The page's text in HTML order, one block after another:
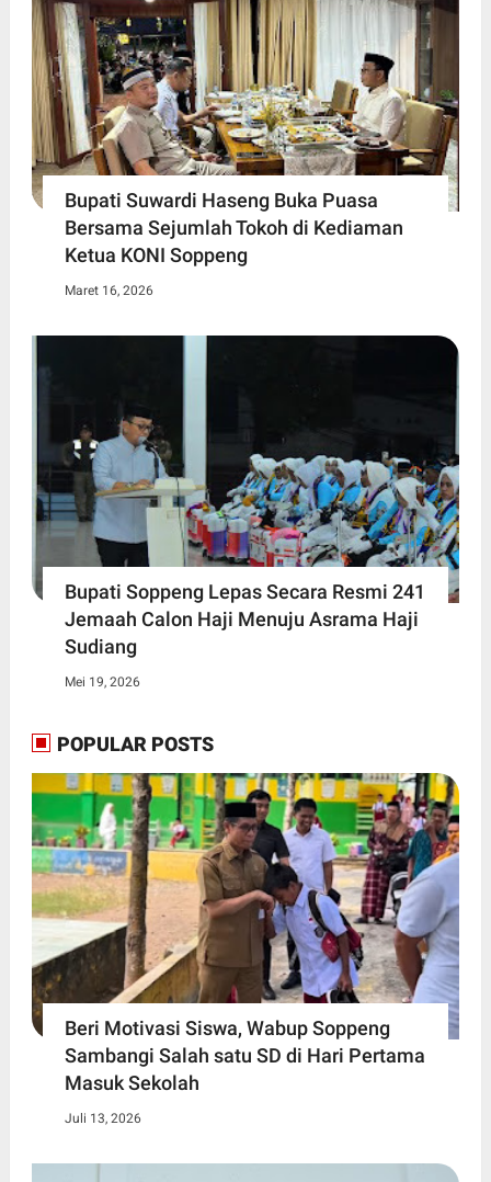
Bupati Suwardi Haseng Buka Puasa
Bersama Sejumlah Tokoh di Kediaman
Ketua KONI Soppeng
Maret 16, 2026
Bupati Soppeng Lepas Secara Resmi 241
Jemaah Calon Haji Menuju Asrama Haji
Sudiang
Mei 19, 2026
POPULAR POSTS
Beri Motivasi Siswa, Wabup Soppeng
Sambangi Salah satu SD di Hari Pertama
Masuk Sekolah
Juli 13, 2026